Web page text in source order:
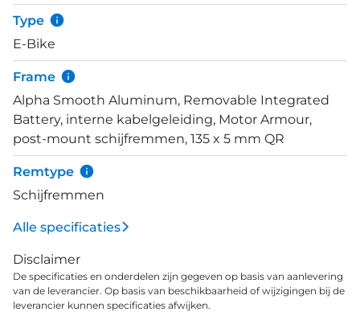
Verder rij en schakel je zorgeloos met het Shimano
Cues schakelsysteem met 9 versnellingen. Cues
staat vooral bekend om de HyperGlide technologie,
waardoor draaiende onderdelen langer mee gaan.
Rijklaar en comfortabel is de Verve+ door onder
meer 27,5 inch velgen, 2,4 inch brede banden, een
verende voorvork en zadelpen, krachtige
verlichting dat werkt op de e-bike accu, spatborden
en een MIK-achterdrager. Met de Verve+ 3 ga je op
avontuur, fiets je met nog meer plezier en ben je
zelfs in staat moeiteloos heuvelop te rijden.
Type
E-Bike
Frame
Alpha Smooth Aluminum, Removable Integrated
Battery, interne kabelgeleiding, Motor Armour,
post-mount schijfremmen, 135 x 5 mm QR
Remtype
Schijfremmen
Alle specificaties
Disclaimer
De specificaties en onderdelen zijn gegeven op basis van aanlevering
van de leverancier. Op basis van beschikbaarheid of wijzigingen bij de
leverancier kunnen specificaties afwijken.